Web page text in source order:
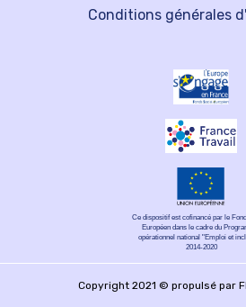
Conditions générales
Ce dispositif est cofinancé par le
Européen dans le cadre du
opérationnel national "Emploi et
2014-2020
Copyright 2021 © propulsé par